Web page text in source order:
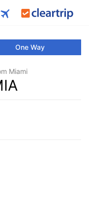
One Way
Miami